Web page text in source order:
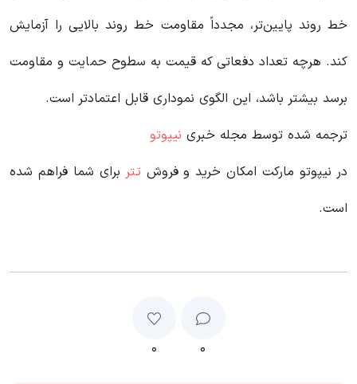
خط روند پایین‌تر، مجدداً مقاومت خط روند بالایی را آزمایش
کند. هرچه تعداد دفعاتی که قیمت به سطوح حمایت و مقاومت
برسد بیشتر باشد، این الگوی نموداری قابل اعتمادتر است.
ترجمه شده توسط مجله خبری نیپوتو
در نیپوتو مارکت امکان خرید و فروشتتر برای شما فراهم شده
است.
۰ ۰